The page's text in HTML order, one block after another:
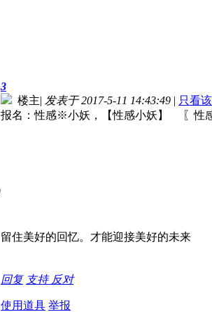
3
楼主| 发表于 2017-5-11 14:43:49 | 只看
报名：性感※小妖，【性感小妖】 〖性感
留住美好的回忆。才能迎接美好的未来
回复 支持 反对
使用道具 举报